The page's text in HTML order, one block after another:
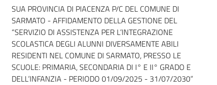
Dati del bando
SUA PROVINCIA DI PIACENZA P/C DEL COMUNE DI
SARMATO - AFFIDAMENTO DELLA GESTIONE DEL
“SERVIZIO DI ASSISTENZA PER L’INTEGRAZIONE
SCOLASTICA DEGLI ALUNNI DIVERSAMENTE ABILI
RESIDENTI NEL COMUNE DI SARMATO, PRESSO LE
SCUOLE: PRIMARIA, SECONDARIA DI I° E II° GRADO E
DELL’INFANZIA - PERIODO 01/09/2025 - 31/07/2030”